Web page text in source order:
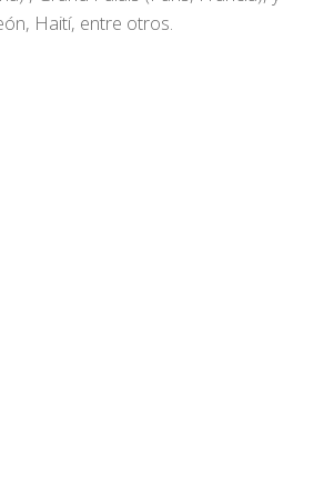
Haití, entre otros.